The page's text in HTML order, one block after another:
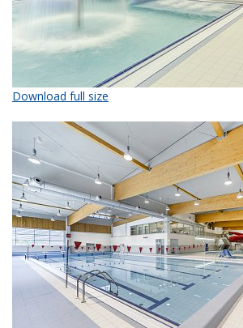
Download full size